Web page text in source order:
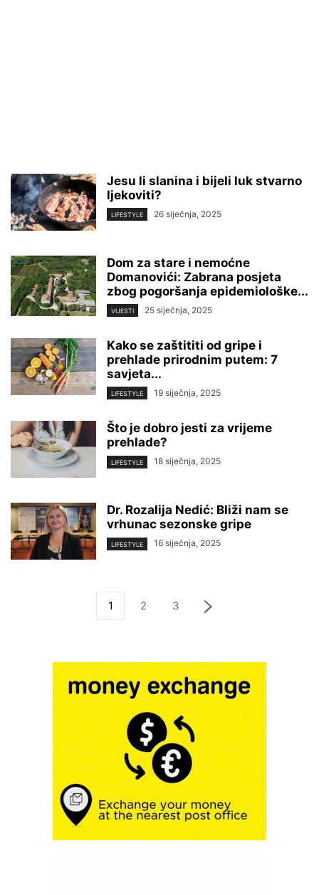
Jesu li slanina i bijeli luk stvarno
ljekoviti?
LIFESTYLE 26 siječnja, 2025
Dom za stare i nemoćne
Domanovići: Zabrana posjeta
zbog pogoršanja epidemiološke...
VIJESTI 25 siječnja, 2025
Kako se zaštititi od gripe i
prehlade prirodnim putem: 7
savjeta...
LIFESTYLE 19 siječnja, 2025
Što je dobro jesti za vrijeme
prehlade?
LIFESTYLE 18 siječnja, 2025
Dr. Rozalija Nedić: Bliži nam se
vrhunac sezonske gripe
LIFESTYLE 16 siječnja, 2025
1 2 3